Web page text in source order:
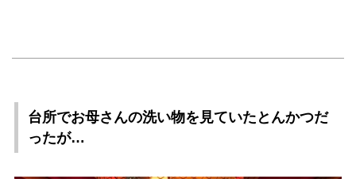
台所でお母さんの洗い物を見ていたとんかつだ
ったが…